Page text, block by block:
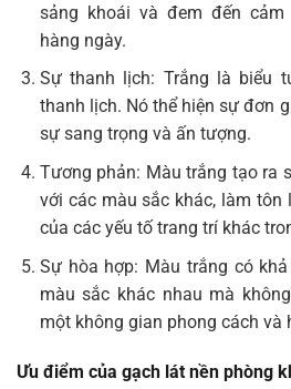
sảng khoái và đem đến
hàng ngày.
Sự thanh lịch: Trắng là biểu
thanh lịch. Nó thể hiện sự đơn
sự sang trọng và ấn tượng.
Tương phản: Màu trắng tạo ra
với các màu sắc khác, làm tôn
của các yếu tố trang trí khác
Sự hòa hợp: Màu trắng có
màu sắc khác nhau mà
một không gian phong cách và
Ưu điểm của gạch lát nền phòng